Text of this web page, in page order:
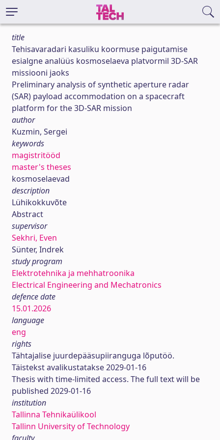
title
Tehisavaradari kasuliku koormuse paigutamise
esialgne analüüs kosmoselaeva platvormil 3D-SAR
missiooni jaoks
Preliminary analysis of synthetic aperture radar
(SAR) payload accommodation on a spacecraft
platform for the 3D-SAR mission
author
Kuzmin, Sergei
keywords
magistritööd
master's theses
kosmoselaevad
description
Lühikokkuvõte
Abstract
supervisor
Sekhri, Even
Sünter, Indrek
study program
Elektrotehnika ja mehhatroonika
Electrical Engineering and Mechatronics
defence date
15.01.2026
language
eng
rights
Tähtajalise juurdepääsupiiranguga lõputöö.
Täistekst avalikustatakse 2029-01-16
Thesis with time-limited access. The full text will be
published 2029-01-16
institution
Tallinna Tehnikaülikool
Tallinn University of Technology